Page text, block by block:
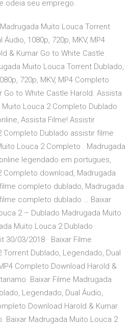
odeia seu emprego.
Muito Louca Torrent
1080p, 720p, MKV, MP4
& Kumar Go to White Castle
Muito Louca Torrent Dublado,
720p, MKV, MP4 Completo
Go to White Castle Harold. Assista
Muito Louca 2 Completo Dublado
Assista Filme! Assistir
Completo Dublado assistir filme
Louca 2 Completo . Madrugada
legendado em portugues,
Completo download, Madrugada
completo dublado, Madrugada
completo dublado … Baixar
2 – Dublado Madrugada Muito
Muito Louca 2 Dublado
30/03/2018 · Baixar Filme
Dublado, Legendado, Dual
Completo Download Harold &
Baixar Filme Madrugada
Legendado, Dual Áudio,
Download Harold & Kumar
Baixar Madrugada Muito Louca 2